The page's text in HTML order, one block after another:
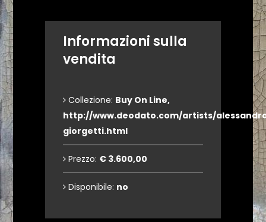
Informazioni sulla
vendita
Collezione: Buy On Line,
http://www.deodato.com/artists/
giorgetti.html
Prezzo: € 3.600,00
Disponibile: no